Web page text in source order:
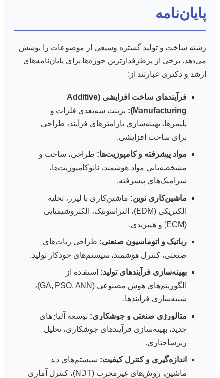
پایان‌نامه
رشته ساخت و تولید گستره وسیعی از موضوعات را پوشش
می‌دهد. برخی از پرطرفدارترین حوزه‌ها برای پایان‌نامه‌های
ارشد و دکتری عبارتند از:
فرآیندهای ساخت افزایشی (Additive
Manufacturing):
پرینت سه‌بعدی فلزات و
پلیمرها، بهینه‌سازی پارامترهای فرآیند، طراحی
برای ساخت افزایشی.
مواد پیشرفته و کامپوزیت‌ها: طراحی، ساخت و
مشخصه‌یابی مواد هوشمند، نانوکامپوزیت‌ها،
سرامیک‌های پیشرفته.
ماشین‌کاری نوین: ماشین‌کاری با لیزر، تخلیه
الکتریکی (EDM)، التراسونیک، الکتروشیمیایی
(ECM) و هیبریدی.
رباتیک و اتوماسیون صنعتی: طراحی ربات‌های
صنعتی، کنترل هوشمند، سیستم‌های خودکار تولید.
بهینه‌سازی فرآیندهای تولید: استفاده از
الگوریتم‌های هوش مصنوعی (GA, PSO, ANN)،
شبیه‌سازی فرآیندها.
متالورژی صنعتی و جوشکاری: توسعه آلیاژهای
جدید، بهینه‌سازی فرآیندهای جوشکاری، تحلیل
ریزساختاری.
اندازه‌گیری و کنترل کیفیت: سیستم‌های دید
ماشین، روش‌های غیرمخرب (NDT)، کنترل آماری